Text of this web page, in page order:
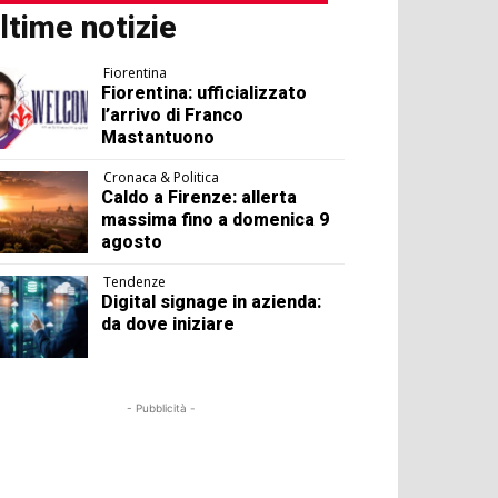
notizie
Fiorentina
Fiorentina: ufficializzato
l’arrivo di Franco
Mastantuono
Cronaca & Politica
Caldo a Firenze: allerta
massima fino a domenica 9
agosto
Tendenze
Digital signage in azienda:
da dove iniziare
- Pubblicità -